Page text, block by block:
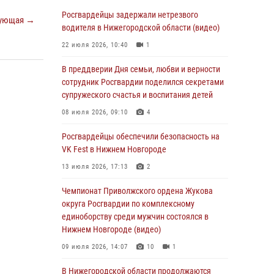
→
Росгвардии «по горячим следам» задержали
правонарушителя за стрельбу
17 июля 2026, 05:17
В Нижегородской области продолжаются
мероприятия в рамках всероссийской
ведомственной акции «Каникулы с
Росгвардейцы обеспечили безопасность на
VK Fest в Нижнем Новгороде
Нижегородские росгвардейцы за
прошедшую неделю выезжали более 750 раз
по сигналу «тревога»
13 июля 2026, 06:45
Росгвардейцы предотвратили серию краж в
Росгвардейцы задержали нетрезвого
водителя в Нижегородской области (видео)
22 июля 2026, 10:40 1
В преддверии Дня семьи, любви и верности
сотрудник Росгвардии поделился секретами
супружеского счастья и воспитания детей
08 июля 2026, 09:10 4
Росгвардейцы обеспечили безопасность на
VK Fest в Нижнем Новгороде
13 июля 2026, 17:13 2
Чемпионат Приволжского ордена Жукова
округа Росгвардии по комплексному
единоборству среди мужчин состоялся в
Нижнем Новгороде (видео)
09 июля 2026, 14:07 10 1
В Нижегородской области продолжаются